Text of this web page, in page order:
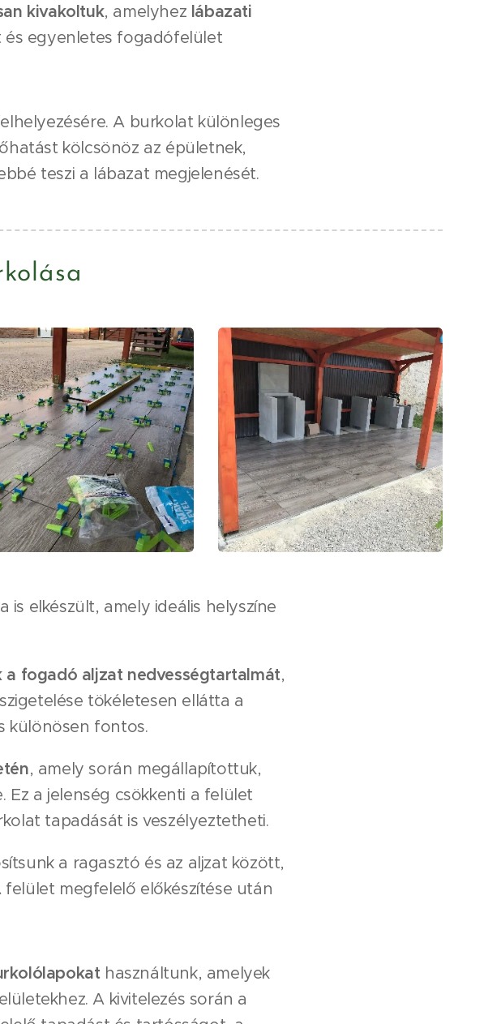
kivakoltuk, amelyhez lábazati
egyenletes fogadófelület
A burkolat különleges
kölcsönöz az épületnek,
teszi a lábazat megjelenését.
elkészült, amely ideális helyszíne
a fogadó aljzat nedvességtartalmát,
tökéletesen ellátta a
különösen fontos.
, amely során megállapítottuk,
a jelenség csökkenti a felület
tapadását is veszélyeztetheti.
a ragasztó és az aljzat között,
felület megfelelő előkészítése után
használtunk, amelyek
A kivitelezés során a